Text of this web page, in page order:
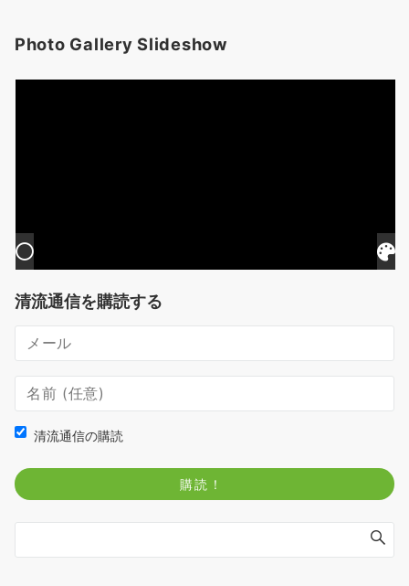
Photo Gallery Slideshow
清流通信を購読する
清流通信の購読